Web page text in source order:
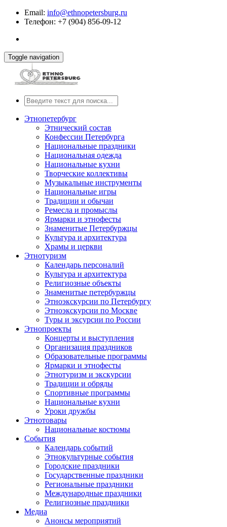
Email: info@ethnopetersburg.ru
Телефон: +7 (904) 856-09-12
Toggle navigation
Этнопетербург
Этнический состав
Конфессии Петербурга
Национальные праздники
Национальная одежда
Национальные кухни
Творческие коллективы
Музыкальные инструменты
Национальные игры
Традиции и обычаи
Ремесла и промыслы
Ярмарки и этнофесты
Знаменитые Петербуржцы
Культура и архитектура
Храмы и церкви
Этнотуризм
Календарь персоналий
Культура и архитектура
Религиозные объекты
Знаменитые петербуржцы
Этноэкскурсии по Петербургу
Этноэкскурсии по Москве
Туры и эксурсии по России
Этнопроекты
Концерты и выступления
Организация праздников
Образовательные программы
Ярмарки и этнофесты
Этнотуризм и экскурсии
Традиции и обряды
Спортивные программы
Национальные кухни
Уроки дружбы
Этнотовары
Национальные костюмы
События
Календарь событий
Этнокультурные события
Городские праздники
Государственные праздники
Региональные праздники
Международные праздники
Религиозные праздники
Медиа
Анонсы мероприятий